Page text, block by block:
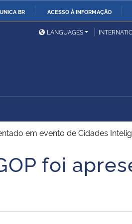
BR ACESSO À INFORMAÇÃO
Ministério das Relações
Exteriores
Banco Central do Brasil
LANGUAGES
em evento de Cidades
foi